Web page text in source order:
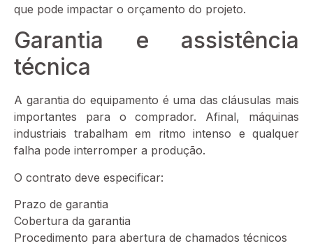
que pode impactar o orçamento do projeto.
Garantia e assistência
técnica
A garantia do equipamento é uma das cláusulas mais
importantes para o comprador. Afinal, máquinas
industriais trabalham em ritmo intenso e qualquer
falha pode interromper a produção.
O contrato deve especificar:
Prazo de garantia
Cobertura da garantia
Procedimento para abertura de chamados técnicos